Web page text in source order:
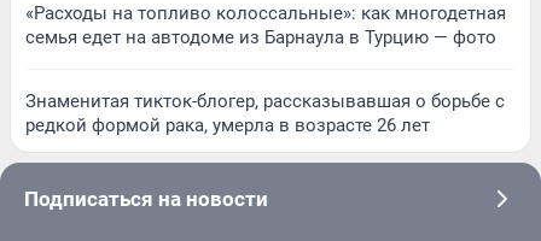
«Расходы на топливо колоссальные»: как многодетная
семья едет на автодоме из Барнаула в Турцию — фото
Знаменитая тикток-блогер, рассказывавшая о борьбе с
редкой формой рака, умерла в возрасте 26 лет
Подписаться на новости